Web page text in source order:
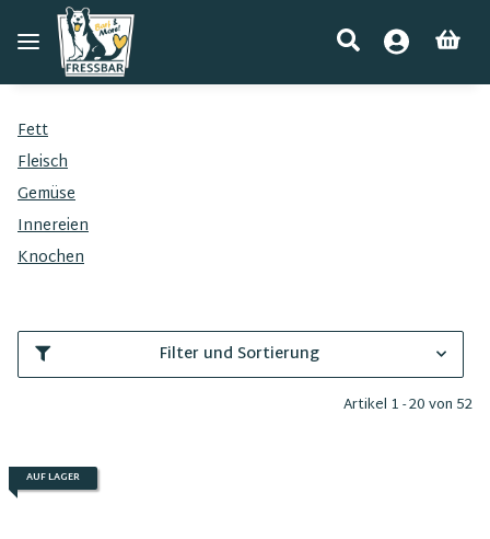
Fett
Fleisch
Gemüse
Innereien
Knochen
Filter und Sortierung
Artikel 1 - 20 von 52
AUF LAGER